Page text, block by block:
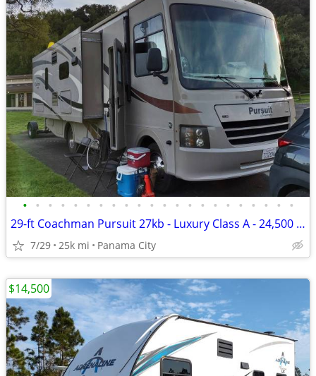
• • • • • • • • • • • • • • • • • • • • • •
29-ft Coachman Pursuit 27kb - Luxury Class A - 24,500 miles
7/29 25k mi Panama City
$14,500